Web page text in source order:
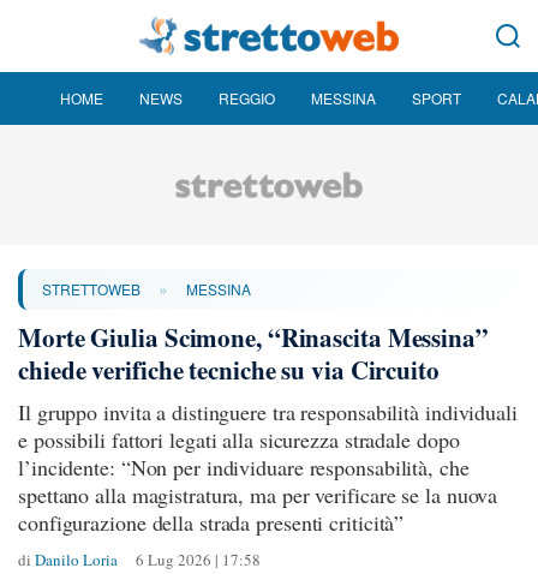
HOME NEWS REGGIO MESSINA SPORT
STRETTOWEB » MESSINA
Morte Giulia Scimone, “Rinascita Messina”
chiede verifiche tecniche su via Circuito
Il gruppo invita a distinguere tra responsabilità individuali
e possibili fattori legati alla sicurezza stradale dopo
l’incidente: “Non per individuare responsabilità, che
spettano alla magistratura, ma per verificare se la nuova
configurazione della strada presenti criticità”
di Danilo Loria 6 Lug 2026 | 17:58